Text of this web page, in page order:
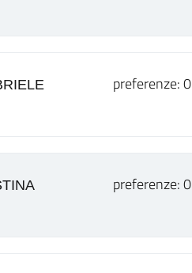
preferenze: 0
preferenze: 0